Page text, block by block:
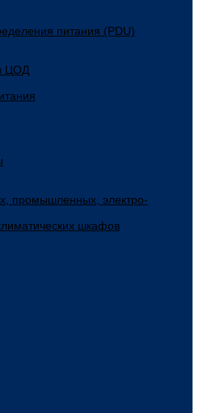
питания (PDU)
ЦОД
промышленных, электро-
шкафов